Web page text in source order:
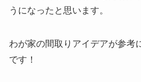
うになったと思います。
わが家の間取りアイデアが参考
です！